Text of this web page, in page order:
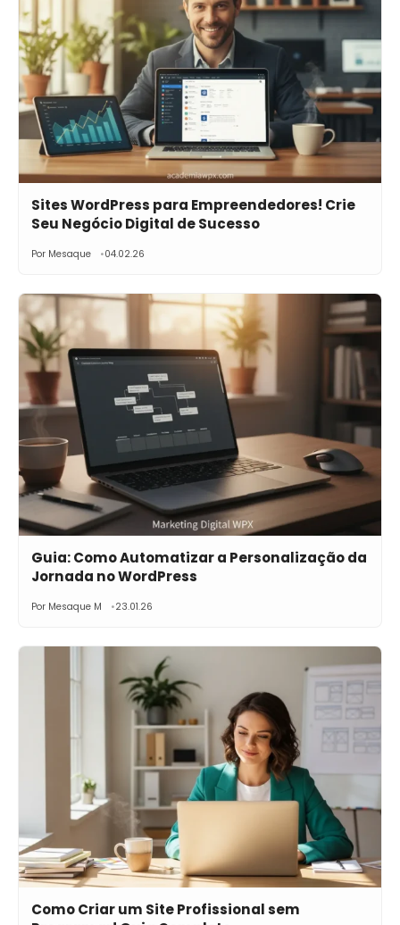
Sites WordPress para Empreendedores! Crie
Seu Negócio Digital de Sucesso
Por Mesaque 04.02.26
Guia: Como Automatizar a Personalização da
Jornada no WordPress
Por Mesaque M 23.01.26
Como Criar um Site Profissional sem